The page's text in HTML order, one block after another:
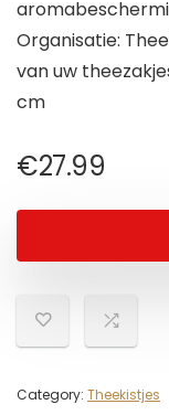
Organisatie:
van uw
cm
€27.99
Category: Theekistjes